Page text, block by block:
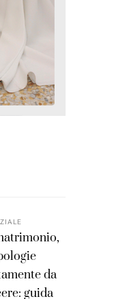
da
guida